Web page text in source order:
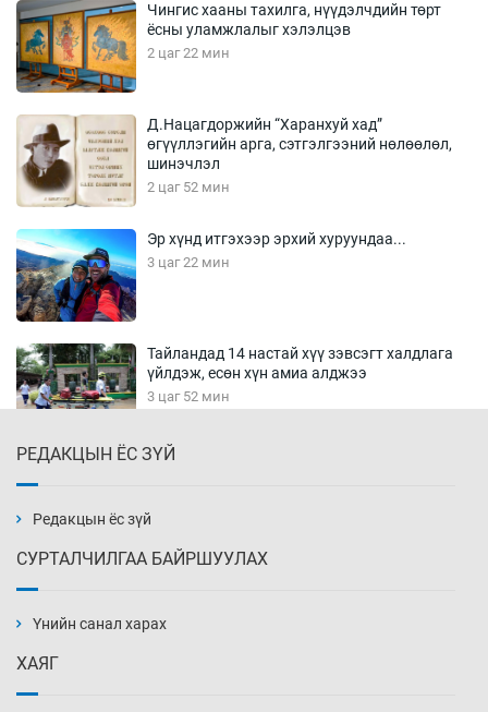
Чингис хааны тахилга, нүүдэлчдийн төрт
ёсны уламжлалыг хэлэлцэв
2 цаг 22 мин
Д.Нацагдоржийн “Харанхуй хад”
өгүүллэгийн арга, сэтгэлгээний нөлөөлөл,
шинэчлэл
2 цаг 52 мин
Эр хүнд итгэхээр эрхий хуруундаа...
3 цаг 22 мин
Тайландад 14 настай хүү зэвсэгт халдлага
үйлдэж, есөн хүн амиа алджээ
3 цаг 52 мин
4 цаг 52 мин
РЕДАКЦЫН ЁС ЗҮЙ
Редакцын ёс зүй
СУРТАЛЧИЛГАА БАЙРШУУЛАХ
Үнийн санал харах
ХАЯГ